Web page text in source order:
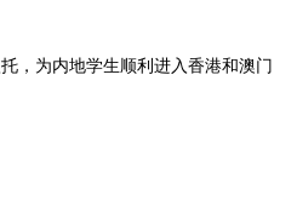
，为内地学生顺利进入香港和澳门